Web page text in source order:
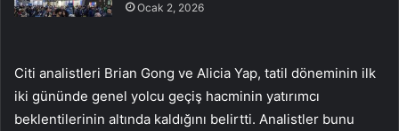
Ocak 2, 2026
Citi analistleri Brian Gong ve Alicia Yap, tatil döneminin ilk
iki gününde genel yolcu geçiş hacminin yatırımcı
beklentilerinin altında kaldığını belirtti. Analistler bunu